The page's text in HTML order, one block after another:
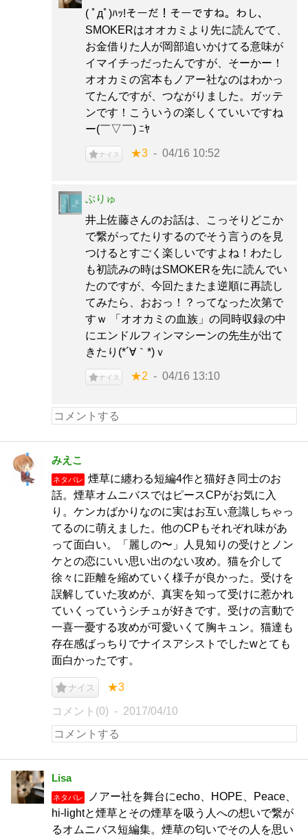
( ﾟдﾟ)ﾊｯ!そーだ！そーですね。わし、
SMOKERはオオカミより先に読んでて、
お金借りた人が岡部追いかけてる意味が
イマイチっだったんですが、そーかー！
オオカミの宮本もノアー社なのはわかっ
てたんですが、つながりました。ガッテ
ンです！こういうの楽しくていいですね
ー(￣▽￣) ﾆﾔ
ナイス ★3 04/16 10:52
ぶりゅ
井上佐藤さんのお話は、こっそりどこか
で繋がってたりするのでそう言うのを見
つけるとすごく楽しいですよね！わたし
も初読みの時はSMOKERを先に読んでい
たのですが、今回たまたま逆順に再読し
てみたら、おおっ！？ってなった次第で
すｗ 「オオカミの血族」の同時収録の中
にエンドルフィンマシーンの先生が出て
きたり(*´∀｀*)ｖ
ナイス ★2 04/16 13:10
みえこ
ネタバレ
煙草に纏わる短編4作と猫好き同士のお
話。煙草オムニバスではピースCPがお気に入
り。ケンカばかりなのに実はお互い意識しちゃっ
てるのに萌えました。他のCPもそれぞれ味があ
って面白い。「麗しの〜」人見知りの受けとノン
ケとの恋にいい思い出のない攻め。猫を介して
徐々に距離を縮めていく様子が良かった。受けを
誤解していた攻めが、真実を知って受けに惹かれ
ていくっていうシチュが好きです。受けの言動で
一喜一憂する攻めが可愛いくて胸キュン。猫達も
存在感ばっちりでナイスアシストでしたwとても
面白かったです。
ナイス ★3
コメント(0) 2017/04/10
Lisa
ネタバレ
ノアー社を舞台にecho、HOPE、Peace、
hi-lightと煙草とその煙草を吸う人への想いで繋が
るオムニバス短編集。煙草の匂いでその人を思い